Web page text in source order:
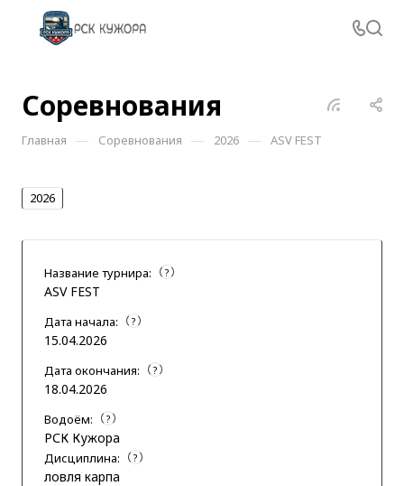
Соревнования
Главная — Соревнования — 2026 — ASV FEST
2026
Название турнира: ?
ASV FEST
Дата начала: ?
15.04.2026
Дата окончания: ?
18.04.2026
Водоём: ?
РСК Кужора
Дисциплина: ?
ловля карпа